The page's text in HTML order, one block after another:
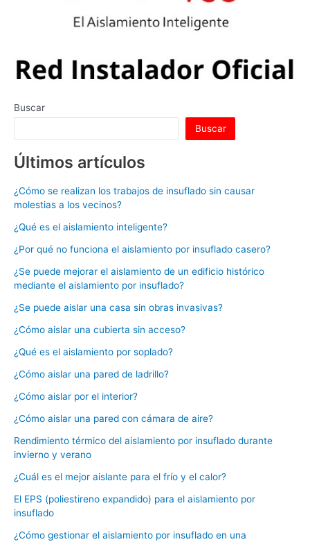
k
Buscar
Buscar
Últimos artículos
¿Cómo se realizan los trabajos de insuflado sin causar
molestias a los vecinos?
¿Qué es el aislamiento inteligente?
¿Por qué no funciona el aislamiento por insuflado casero?
¿Se puede mejorar el aislamiento de un edificio histórico
mediante el aislamiento por insuflado?
¿Se puede aislar una casa sin obras invasivas?
¿Cómo aislar una cubierta sin acceso?
¿Qué es el aislamiento por soplado?
¿Cómo aislar una pared de ladrillo?
¿Cómo aislar por el interior?
¿Cómo aislar una pared con cámara de aire?
Rendimiento térmico del aislamiento por insuflado durante
invierno y verano
¿Cuál es el mejor aislante para el frío y el calor?
El EPS (poliestireno expandido) para el aislamiento por
insuflado
¿Cómo gestionar el aislamiento por insuflado en una